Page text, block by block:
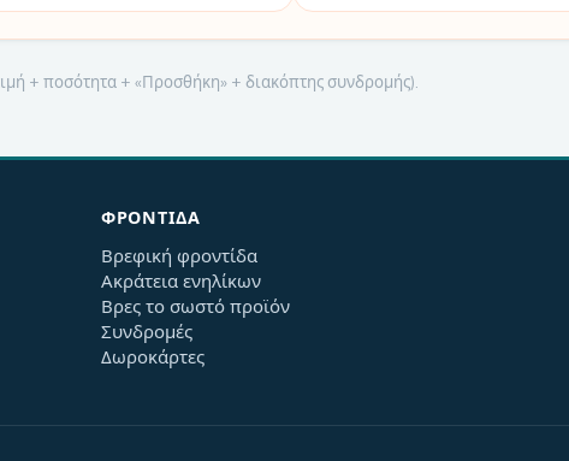
+ ποσότητα + «Προσθήκη» + διακόπτης συνδρομής).
ΦΡΟΝΤΊΔΑ
Βρεφική φροντίδα
Ακράτεια ενηλίκων
Βρες το σωστό προϊόν
Συνδρομές
Δωροκάρτες